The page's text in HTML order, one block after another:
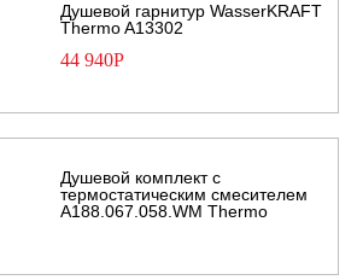
Душевой гарнитур WasserKRAFT
Thermo A13302
44 940Р
Душевой комплект с
термостатическим смесителем
A188.067.058.WM Thermo